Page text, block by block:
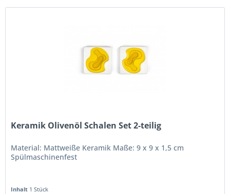
Keramik Olivenöl Schalen Set 2-teilig
Material: Mattweiße Keramik Maße: 9 x 9 x 1,5 cm
Spülmaschinenfest
Inhalt 1 Stück